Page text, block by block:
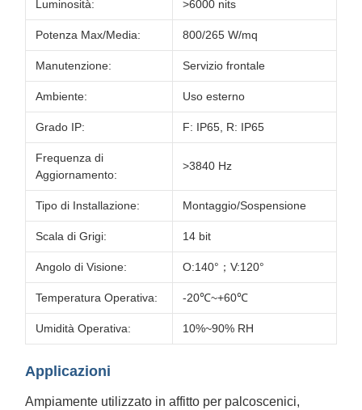
Luminosità: >6000 nits
Potenza Max/Media: 800/265 W/mq
Manutenzione: Servizio frontale
Ambiente: Uso esterno
Grado IP: F: IP65, R: IP65
Frequenza di
Aggiornamento:
>3840 Hz
Tipo di Installazione: Montaggio/Sospensione
Scala di Grigi: 14 bit
Angolo di Visione: O:140°；V:120°
Temperatura Operativa: -20℃~+60℃
Umidità Operativa: 10%~90% RH
Applicazioni
Ampiamente utilizzato in affitto per palcoscenici,